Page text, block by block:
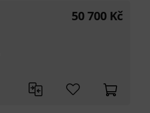
50 700 Kč